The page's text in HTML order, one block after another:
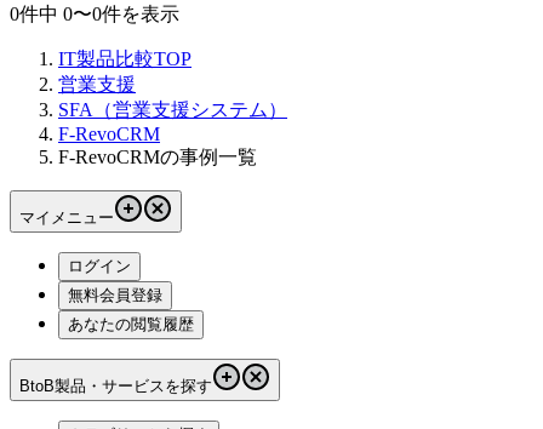
0件中 0〜0件を表示
IT製品比較TOP
営業支援
SFA（営業支援システム）
F-RevoCRM
F-RevoCRMの事例一覧
マイメニュー
ログイン
無料会員登録
あなたの閲覧履歴
BtoB製品・サービスを探す